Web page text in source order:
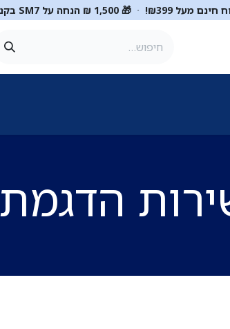
מעל ₪399! · 🎁 1,500 ₪ הנחה על SM7 בקניה באתר בקוד